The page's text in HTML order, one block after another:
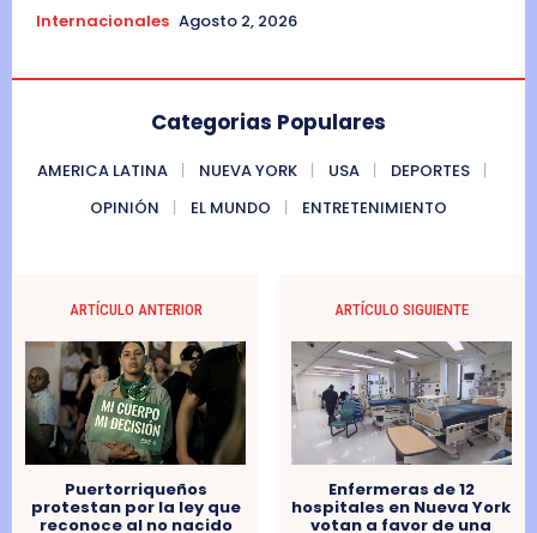
Internacionales Agosto 2, 2026
Categorias Populares
AMERICA LATINA NUEVA YORK USA
DEPORTES
OPINIÓN
EL MUNDO ENTRETENIMIENTO
ARTÍCULO ANTERIOR
Puertorriqueños
protestan por la ley que
reconoce al no nacido
ARTÍCULO SIGUIENTE
Enfermeras de 12
hospitales en Nueva York
votan a favor de una